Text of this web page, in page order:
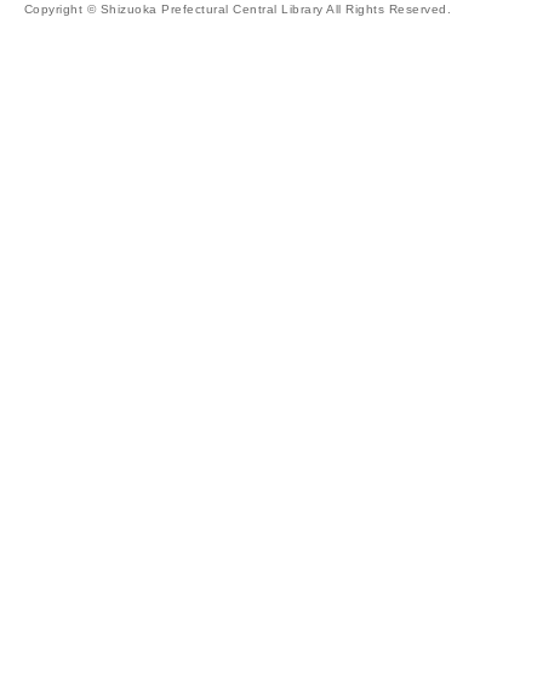
Copyright © Shizuoka Prefectural Central Library All Rights Reserved.